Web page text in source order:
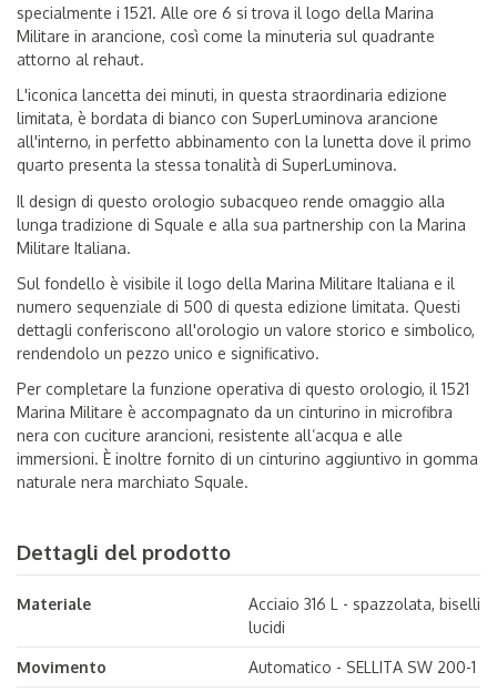
specialmente i 1521. Alle ore 6 si trova il logo della Marina
Militare in arancione, così come la minuteria sul quadrante
attorno al rehaut.
L'iconica lancetta dei minuti, in questa straordinaria edizione
limitata, è bordata di bianco con SuperLuminova arancione
all'interno, in perfetto abbinamento con la lunetta dove il primo
quarto presenta la stessa tonalità di SuperLuminova.
Il design di questo orologio subacqueo rende omaggio alla
lunga tradizione di Squale e alla sua partnership con la Marina
Militare Italiana.
Sul fondello è visibile il logo della Marina Militare Italiana e il
numero sequenziale di 500 di questa edizione limitata. Questi
dettagli conferiscono all'orologio un valore storico e simbolico,
rendendolo un pezzo unico e significativo.
Per completare la funzione operativa di questo orologio, il 1521
Marina Militare è accompagnato da un cinturino in microfibra
nera con cuciture arancioni, resistente all’acqua e alle
immersioni. È inoltre fornito di un cinturino aggiuntivo in gomma
naturale nera marchiato Squale.
Dettagli del prodotto
Materiale
Acciaio 316 L - spazzolata, biselli
lucidi
Movimento Automatico - SELLITA SW 200-1